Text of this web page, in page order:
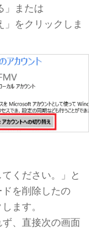
」または
」をクリックしま
ください。」と
を削除したの
ます。
、直接次の画面